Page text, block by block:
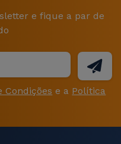
e fique a par de
Condições e a Política